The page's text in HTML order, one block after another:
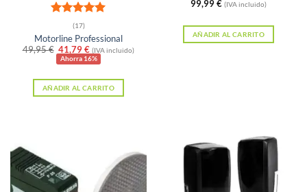
Valorado
con
5de 5
(17)
Motorline Professional
49,95€ El
precio
era:
49,95 €.
41,79€El
precio
es:
41,79 €.
(IVA incluido)
Ahorra 16%
AÑADIR AL CARRITO
99,99€ (IVA incluido)
AÑADIR AL CARRITO